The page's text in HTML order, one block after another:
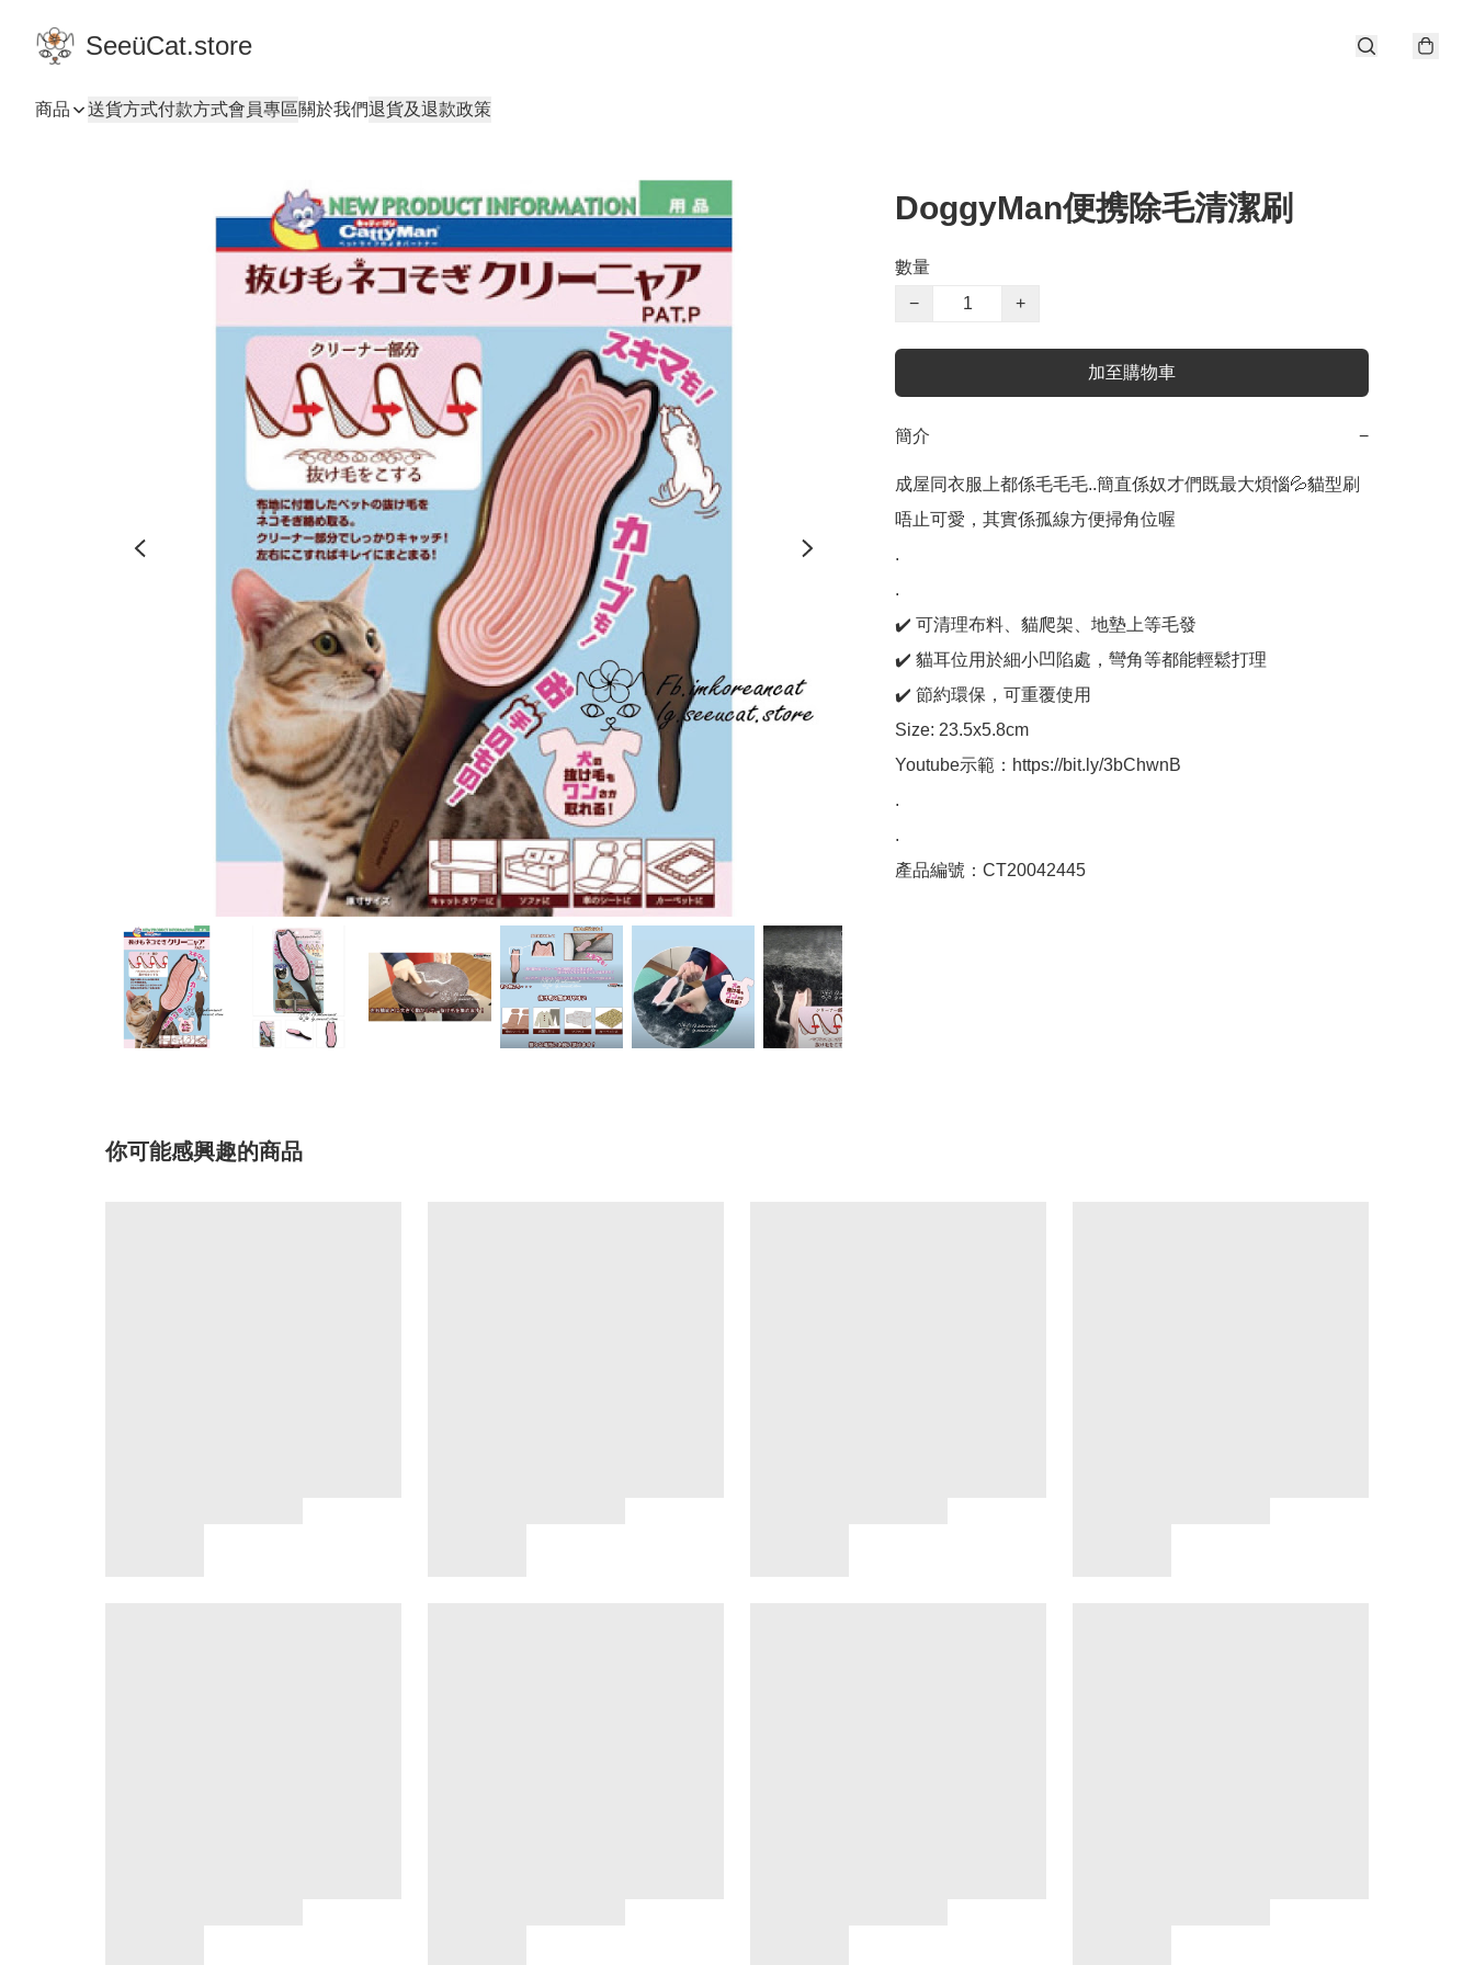
SeeüCat.store
商品 送貨方式付款方式會員專區關於我們退貨及退款政策
DoggyMan便携除毛清潔刷
數量
−
+
加至購物車
簡介 −
成屋同衣服上都係毛毛毛..簡直係奴才們既最大煩惱💦貓型刷
唔止可愛，其實係孤線方便掃角位喔
.
.
✔️ 可清理布料、貓爬架、地墊上等毛發
✔️ 貓耳位用於細小凹陷處，彎角等都能輕鬆打理
✔️ 節約環保，可重覆使用
Size: 23.5x5.8cm
Youtube示範：https://bit.ly/3bChwnB
.
.
你可能感興趣的商品